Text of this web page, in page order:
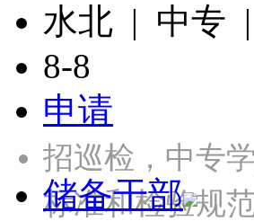
水北 | 中专
8-8
申请
招巡检，中专
标准和检验规
储备干部